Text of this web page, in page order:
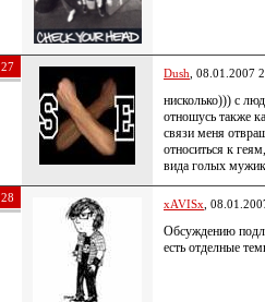
27 Dush , 08.01.2007
нисколько))) с
отношусь также
связи меня
относиться к
вида голых
28 xAVISx ,
Обсуждению
есть отделные